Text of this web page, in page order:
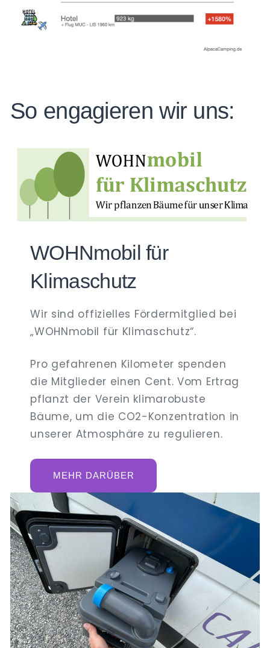
So engagieren wir uns:
WOHNmobil für
Klimaschutz
Wir sind offizielles Fördermitglied bei
„WOHNmobil für Klimaschutz“.
Pro gefahrenen Kilometer spenden
die Mitglieder einen Cent. Vom Ertrag
pflanzt der Verein klimarobuste
Bäume, um die CO2-Konzentration in
unserer Atmosphäre zu regulieren.
MEHR DARÜBER